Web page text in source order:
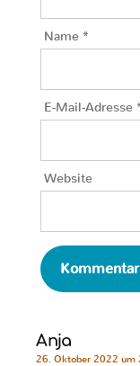
Name *
E-Mail-Adresse
Website
Anja
26. Oktober 2022 um